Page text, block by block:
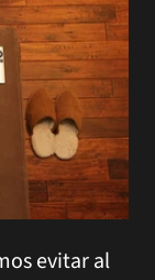
evitar al